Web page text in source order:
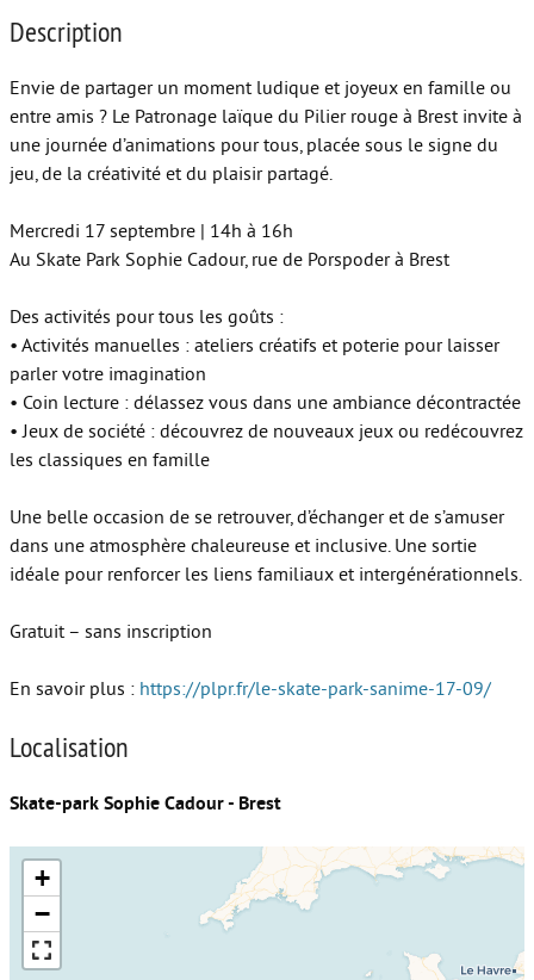
Description
Envie de partager un moment ludique et joyeux en famille ou
entre amis ? Le Patronage laïque du Pilier rouge à Brest invite à
une journée d’animations pour tous, placée sous le signe du
jeu, de la créativité et du plaisir partagé.
Mercredi 17 septembre | 14h à 16h
Au Skate Park Sophie Cadour, rue de Porspoder à Brest
Des activités pour tous les goûts :
• Activités manuelles : ateliers créatifs et poterie pour laisser
parler votre imagination
• Coin lecture : délassez vous dans une ambiance décontractée
• Jeux de société : découvrez de nouveaux jeux ou redécouvrez
les classiques en famille
Une belle occasion de se retrouver, d’échanger et de s’amuser
dans une atmosphère chaleureuse et inclusive. Une sortie
idéale pour renforcer les liens familiaux et intergénérationnels.
Gratuit – sans inscription
En savoir plus : https://plpr.fr/le-skate-park-sanime-17-09/
Localisation
Skate-park Sophie Cadour - Brest
+
−